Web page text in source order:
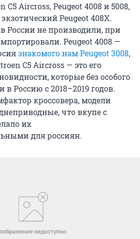
C5 Aircross, Peugeot 4008 и 5008,
Peugeot 408X.
России не производили, при
Peugeot 4008 —
знакомого нам Peugeot 3008,
C5 Aircross — это его
которые без особого
в Россию с 2018–2019 годов.
кроссовера, модели
что вкупе с
их
для россиян.